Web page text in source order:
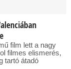
film lett a nagy
filmes elismerés,
tartó átadó